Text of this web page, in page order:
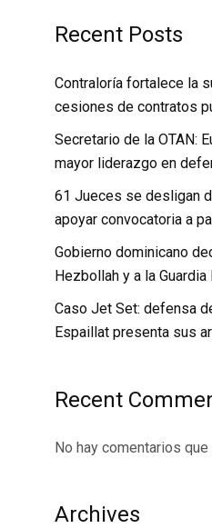
Recent Posts
Contraloría fortalece la
cesiones de contratos
Secretario de la OTAN:
mayor liderazgo en
61 Jueces se desligan
apoyar convocatoria a
Gobierno dominicano
Hezbollah y a la
Caso Jet Set: defensa
Espaillat presenta sus
Recent
No hay comentarios que
Archives